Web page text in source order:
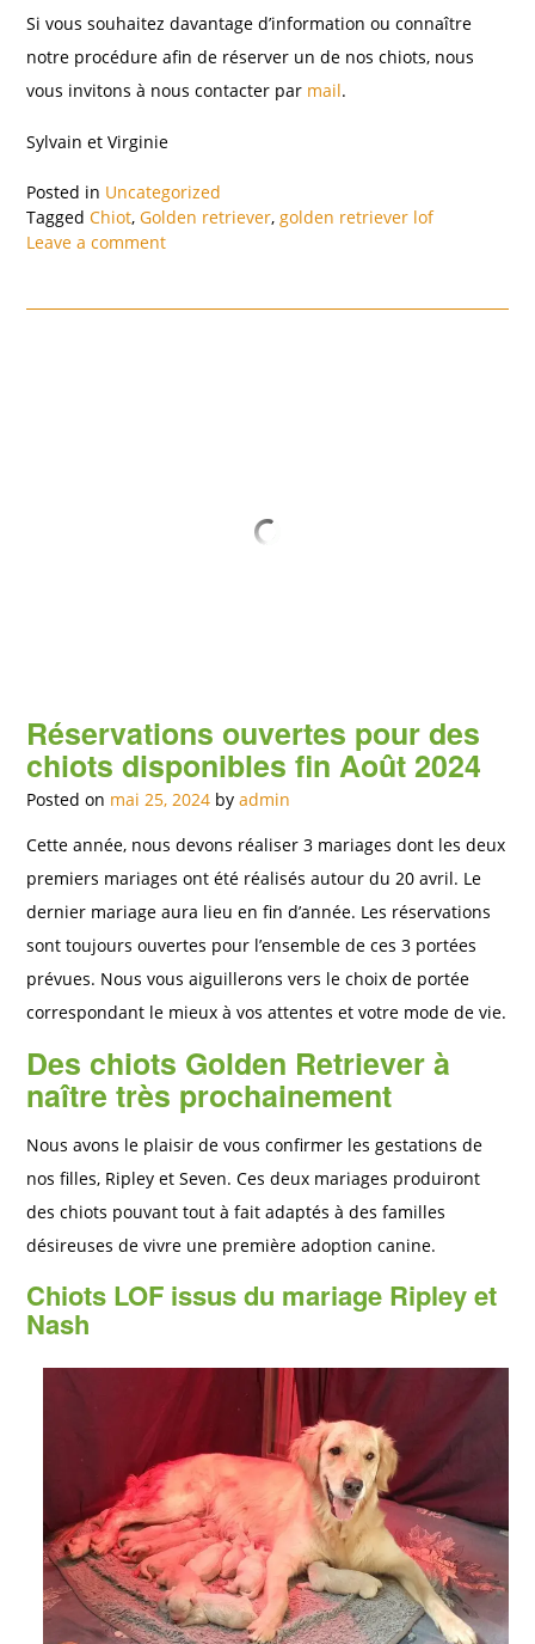
Si vous souhaitez davantage d’information ou connaître
notre procédure afin de réserver un de nos chiots, nous
vous invitons à nous contacter par mail.
Sylvain et Virginie
Posted in Uncategorized
Tagged Chiot, Golden retriever, golden retriever lof
Leave a comment
Réservations ouvertes pour des
chiots disponibles fin Août 2024
Posted on mai 25, 2024 by admin
Cette année, nous devons réaliser 3 mariages dont les deux
premiers mariages ont été réalisés autour du 20 avril. Le
dernier mariage aura lieu en fin d’année. Les réservations
sont toujours ouvertes pour l’ensemble de ces 3 portées
prévues. Nous vous aiguillerons vers le choix de portée
correspondant le mieux à vos attentes et votre mode de vie.
Des chiots Golden Retriever à
naître très prochainement
Nous avons le plaisir de vous confirmer les gestations de
nos filles, Ripley et Seven. Ces deux mariages produiront
des chiots pouvant tout à fait adaptés à des familles
désireuses de vivre une première adoption canine.
Chiots LOF issus du mariage Ripley et
Nash